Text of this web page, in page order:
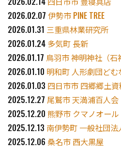
2026.02.07 伊勢市 PINE TREE
2026.01.31 三重県林業研究所
2026.01.24 多気町 長新
2026.01.17 鳥羽市 神明神社（石
2026.01.10 明和町 人形劇団どむ
2026.01.03 四日市市 四郷郷土
2025.12.27 尾鷲市 天満浦百人会
2025.12.20 熊野市 クマノオー
2025.12.13 南伊勢町 一般社団
2025.12.06 桑名市 西大黒屋